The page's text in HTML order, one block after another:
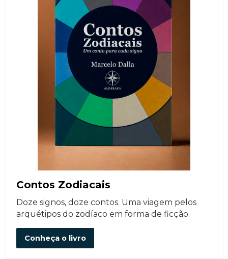
Contos Zodiacais
Doze signos, doze contos. Uma viagem pelos
arquétipos do zodíaco em forma de ficção.
Conheça o livro